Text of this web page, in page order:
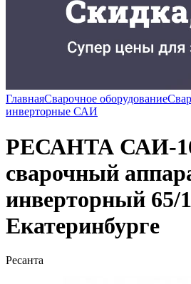
ГлавнаяСварочное оборудование
инверторные САИ
РЕСАНТА САИ-
сварочный
инверторный 65/
Екатеринбурге
Ресанта